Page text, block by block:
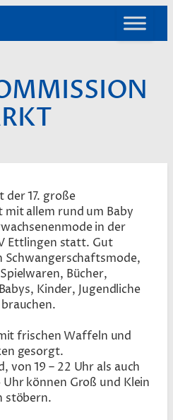
17. große
allem rund um Baby
in der
Ettlingen statt. Gut
Bücher,
Kinder, Jugendliche
frischen Waffeln und
gesorgt.
von 19 – 22 Uhr als auch
können Groß und Klein
stöbern.